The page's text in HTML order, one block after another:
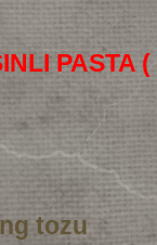
PASTA
tozu